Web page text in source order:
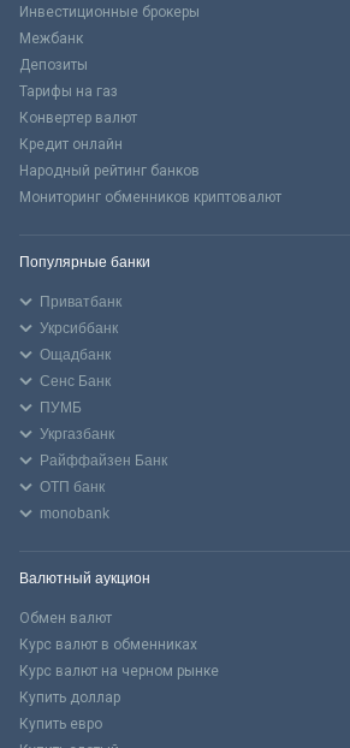
Инвестиционные брокеры
Межбанк
Депозиты
Тарифы на газ
Конвертер валют
Кредит онлайн
Народный рейтинг банков
Мониторинг обменников криптовалют
Популярные банки
Приватбанк
Укрсиббанк
Ощадбанк
Сенс Банк
ПУМБ
Укргазбанк
Райффайзен Банк
ОТП банк
monobank
Валютный аукцион
Обмен валют
Курс валют в обменниках
Курс валют на черном рынке
Купить доллар
Купить евро